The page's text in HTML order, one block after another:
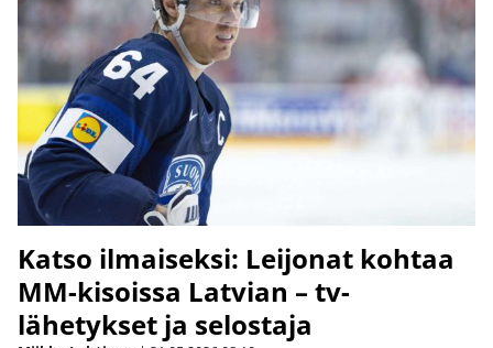
Katso ilmaiseksi: Leijonat kohtaa
MM-kisoissa Latvian – tv-
lähetykset ja selostaja